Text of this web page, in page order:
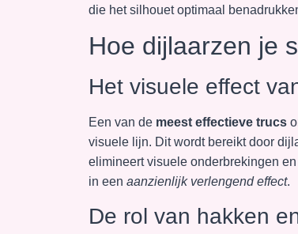
die het silhouet optimaal
Hoe dijlaarzen je
Het visuele effect
Een van de meest effectieve trucs
visuele lijn. Dit wordt bereikt door
elimineert visuele onderbrekingen
in een aanzienlijk verlengend effect.
De rol van hakken